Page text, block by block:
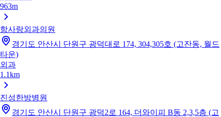
963m
항사랑외과의원
경기도 안산시 단원구 광덕대로 174, 304,305호 (고잔동, 월드
타운)
외과
1.1km
진성한방병원
경기도 안산시 단원구 광덕2로 164, 더와이피 B동 2,3,5층 (고